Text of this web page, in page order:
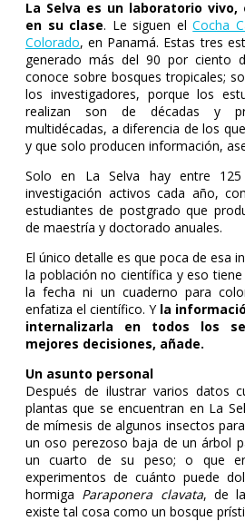
La Selva es un laboratorio
en su clase. Le siguen elCocha
Colorado, en Panamá. Estas tres
generado más del 90 por ciento
conoce sobre bosques tropicales;
los investigadores, porque los
realizan son de décadas y
multidécadas, a diferencia de los
y que solo producen información,
Solo en La Selva hay entre
investigación activos cada año,
estudiantes de postgrado que
de maestría y doctorado anuales.
El único detalle es que poca de esa
la población no científica y eso
la fecha ni un cuaderno para
enfatiza el científico. Yla
internalizarla en todos los
mejores decisiones, añade.
Un asunto personal
Después de ilustrar varios datos
plantas que se encuentran en La
de mímesis de algunos insectos
un oso perezoso baja de un árbol
un cuarto de su peso; o que
experimentos de cuánto puede
hormiga Paraponera clavata, de
existe tal cosa como un bosque